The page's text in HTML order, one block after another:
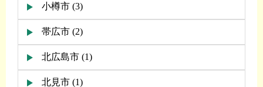
小樽市 (3)
帯広市 (2)
北広島市 (1)
北見市 (1)